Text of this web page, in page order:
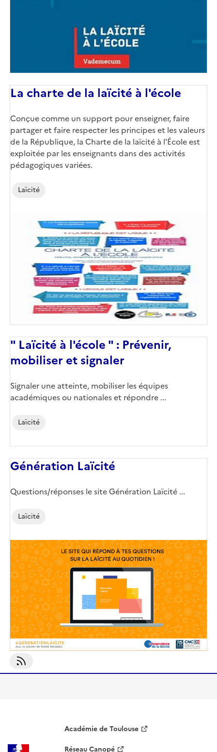
La charte de la laïcité à l'école
Corps
Conçue comme un support pour enseigner, faire
partager et faire respecter les principes et les valeurs
de la République, la Charte de la laïcité à l'École est
exploitée par les enseignants dans des activités
pédagogiques variées.
Laïcité
couverture
(conseillée)
" Laïcité à l'école " : Prévenir,
mobiliser et signaler
Corps
Signaler une atteinte, mobiliser les équipes
académiques ou nationales et répondre ...
Laïcité
Génération Laïcité
Questions/réponses le site Génération Laïcité ...
Laïcité
S'abonner À Laïcité
Académie de Toulouse
Réseau Canopé